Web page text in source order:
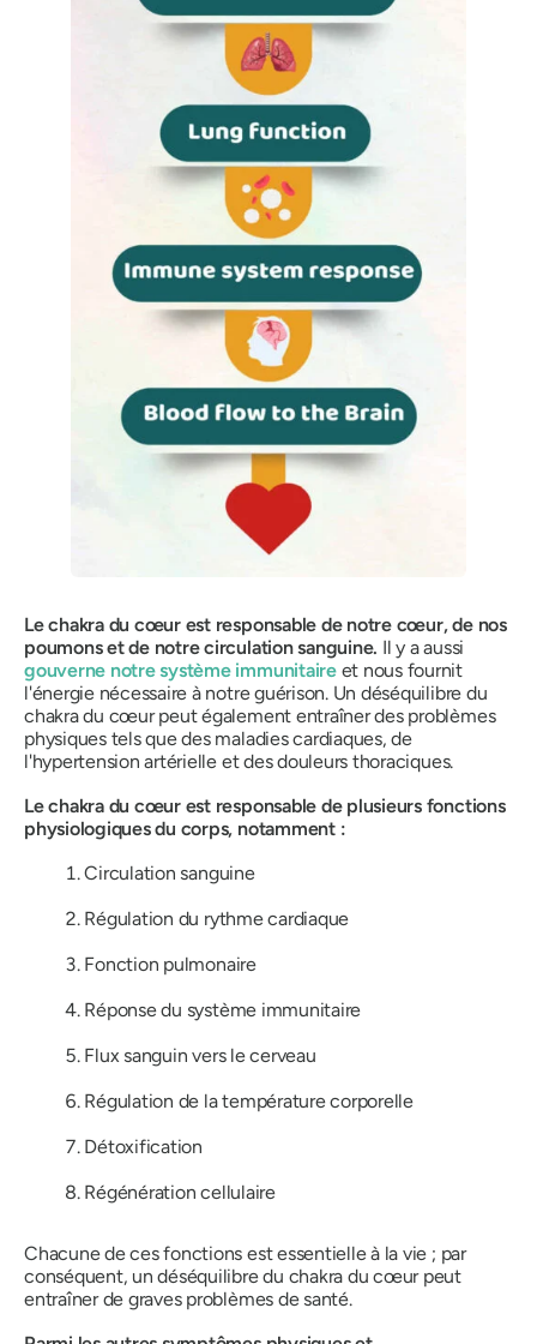
Le chakra du cœur est responsable de notre cœur, de nos
poumons et de notre circulation sanguine. Il y a aussi
gouverne notre système immunitaireet nous fournit
l'énergie nécessaire à notre guérison. Un déséquilibre du
chakra du cœur peut également entraîner des problèmes
physiques tels que des maladies cardiaques, de
l'hypertension artérielle et des douleurs thoraciques.
Le chakra du cœur est responsable de plusieurs fonctions
physiologiques du corps, notamment :
Circulation sanguine
Régulation du rythme cardiaque
Fonction pulmonaire
Réponse du système immunitaire
Flux sanguin vers le cerveau
Régulation de la température corporelle
Détoxification
Régénération cellulaire
Chacune de ces fonctions est essentielle à la vie ; par
conséquent, un déséquilibre du chakra du cœur peut
entraîner de graves problèmes de santé.